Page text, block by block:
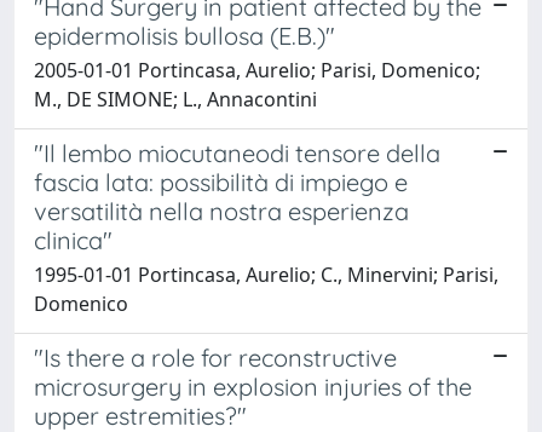
"Hand Surgery in patient affected by the
epidermolisis bullosa (E.B.)"
2005-01-01 Portincasa, Aurelio; Parisi, Domenico;
M., DE SIMONE; L., Annacontini
"Il lembo miocutaneodi tensore della
fascia lata: possibilità di impiego e
versatilità nella nostra esperienza
clinica"
1995-01-01 Portincasa, Aurelio; C., Minervini; Parisi,
Domenico
"Is there a role for reconstructive
microsurgery in explosion injuries of the
upper estremities?"